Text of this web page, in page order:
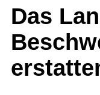
Das